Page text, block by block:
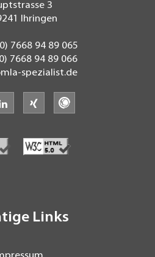
3
Ihringen
7668 94 89 065
7668 94 89 066
spezialist.de
linkedin xing
Links